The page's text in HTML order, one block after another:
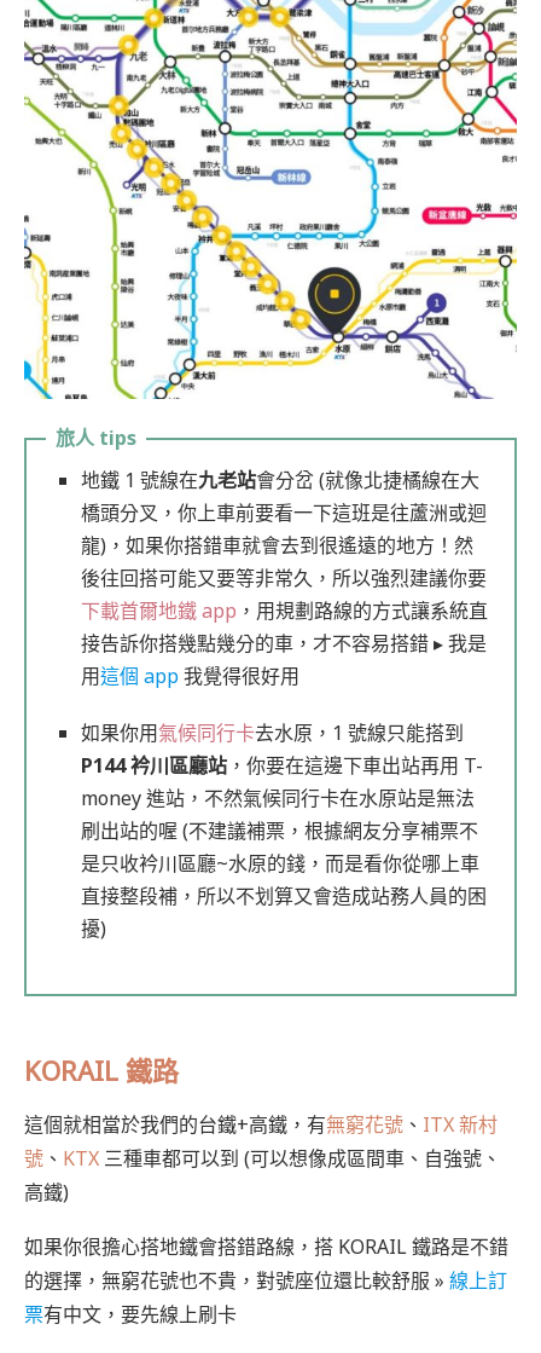
地鐵 1 號線在九老站會分岔 (就像北捷橘線在大
橋頭分叉，你上車前要看一下這班是往蘆洲或迴
龍)，如果你搭錯車就會去到很遙遠的地方！然
後往回搭可能又要等非常久，所以強烈建議你要
下載首爾地鐵 app ，用規劃路線的方式讓系統直
接告訴你搭幾點幾分的車，才不容易搭錯 ▸ 我是
用這個 app我覺得很好用
如果你用氣候同行卡去水原，1 號線只能搭到
P144 衿川區廳站 ，你要在這邊下車出站再用 T-
money 進站，不然氣候同行卡在水原站是無法
刷出站的喔 (不建議補票，根據網友分享補票不
是只收衿川區廳~水原的錢，而是看你從哪上車
直接整段補，所以不划算又會造成站務人員的困
擾)
KORAIL 鐵路
這個就相當於我們的台鐵+高鐵，有無窮花號 、 ITX 新村
號 、 KTX 三種車都可以到 (可以想像成區間車、自強號、
高鐵)
如果你很擔心搭地鐵會搭錯路線，搭 KORAIL 鐵路是不錯
的選擇，無窮花號也不貴，對號座位還比較舒服 » 線上訂
票有中文，要先線上刷卡